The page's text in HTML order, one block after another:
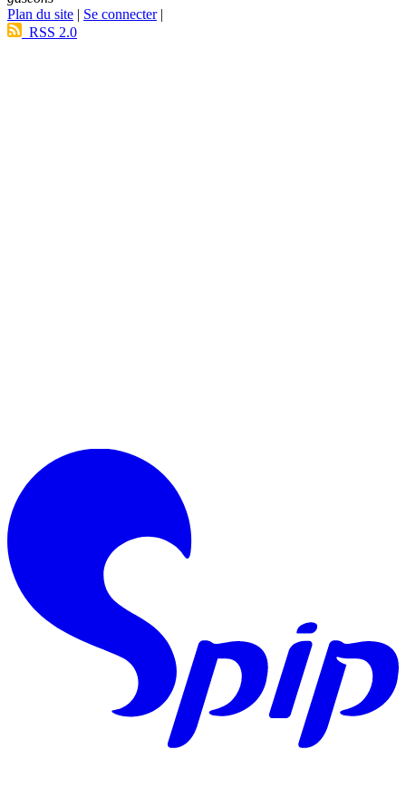
Plan du site | Se connecter|
RSS 2.0